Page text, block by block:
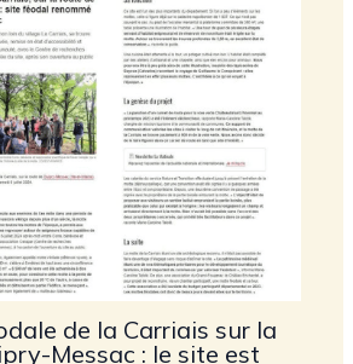
de la Carriais sur la
Messac : le site est